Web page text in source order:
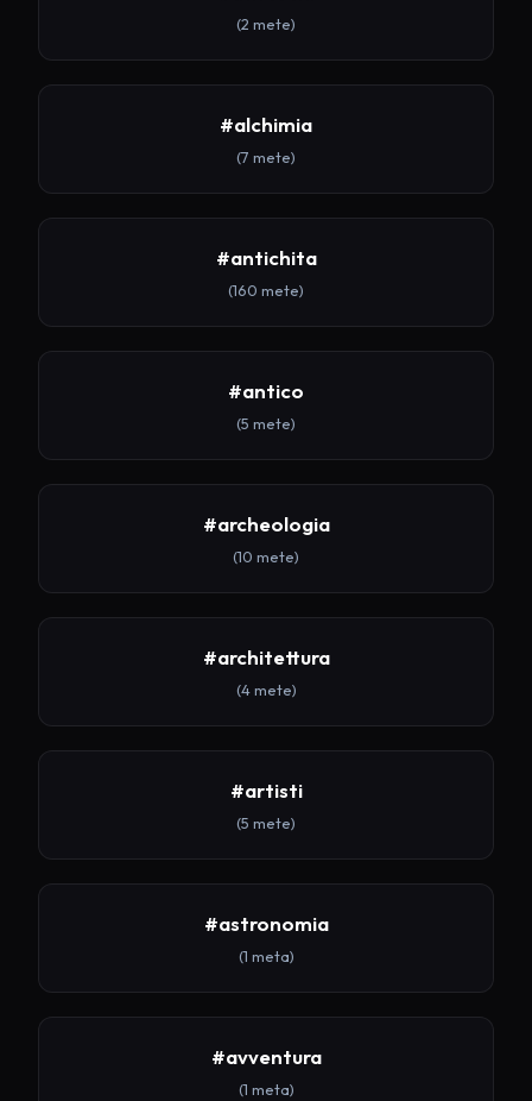
(2 mete)
#alchimia
(7 mete)
#antichita
(160 mete)
#antico
(5 mete)
#archeologia
(10 mete)
#architettura
(4 mete)
#artisti
(5 mete)
#astronomia
(1 meta)
#avventura
(1 meta)